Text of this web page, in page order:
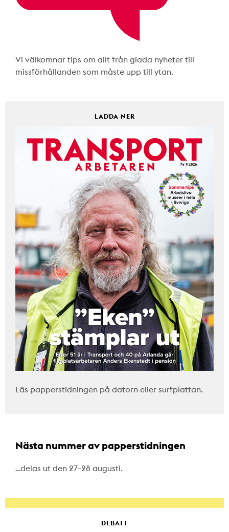
Vi välkomnar tips om allt från glada nyheter till
missförhållanden som måste upp till ytan.
LADDA NER
Läs papperstidningen på datorn eller surfplattan.
Nästa nummer av papperstidningen
…delas ut den 27–28 augusti.
DEBATT